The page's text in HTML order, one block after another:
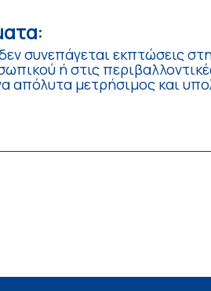
συνεπάγεται εκπτώσεις
ή στις
απόλυτα μετρήσιμος και